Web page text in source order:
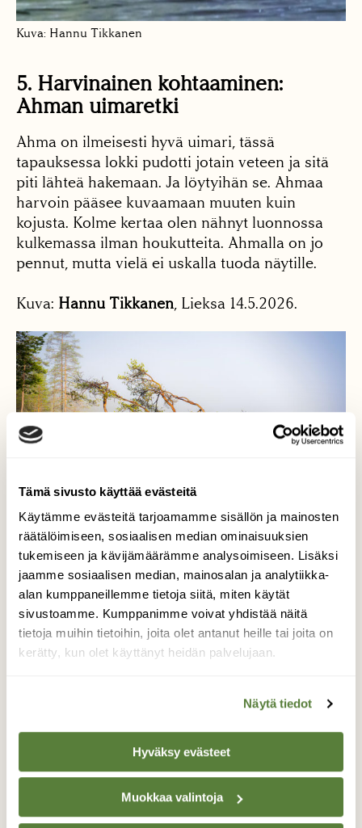
Tämä sivusto käyttää evästeitä
Käytämme evästeitä tarjoamamme sisällön ja mainosten
räätälöimiseen, sosiaalisen median ominaisuuksien
tukemiseen ja kävijämäärämme analysoimiseen. Lisäksi
jaamme sosiaalisen median, mainosalan ja analytiikka-
alan kumppaneillemme tietoja siitä, miten käytät
sivustoamme. Kumppanimme voivat yhdistää näitä
tietoja muihin tietoihin, joita olet antanut heille tai joita on
kerätty, kun olet käyttänyt heidän palvelujaan.
Näytä tiedot
Hyväksy evästeet
Muokkaa valintoja
Kuva: Hannu Tikkanen
5. Harvinainen kohtaaminen:
Ahman uimaretki
Ahma on ilmeisesti hyvä uimari, tässä
tapauksessa lokki pudotti jotain veteen ja sitä
piti lähteä hakemaan. Ja löytyihän se. Ahmaa
harvoin pääsee kuvaamaan muuten kuin
kojusta. Kolme kertaa olen nähnyt luonnossa
kulkemassa ilman houkutteita. Ahmalla on jo
pennut, mutta vielä ei uskalla tuoda näytille.
Kuva: Hannu Tikkanen, Lieksa 14.5.2026.
Kuva: Jesse Eilola
6. Sumua ja heijastuksia
Taivalkoskella
Kuva:Jesse Eilola, Taivalkoski 15.5.2026.
Lukijoiden oma luontopalsta toimii sekä
lehdessä että netissä. Lehdessä julkaistuista
kuvista maksamme palkkion.